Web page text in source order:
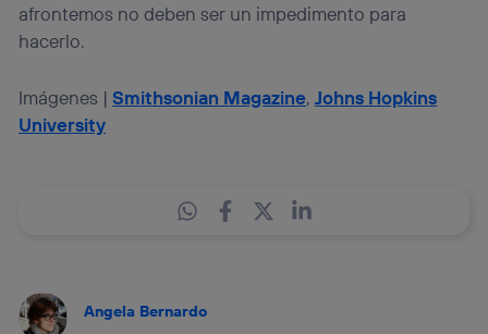
afrontemos no deben ser un impedimento para
hacerlo.
Imágenes |Smithsonian Magazine,Johns Hopkins
University
Angela Bernardo